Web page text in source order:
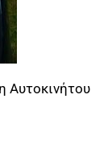
Αυτοκινήτου